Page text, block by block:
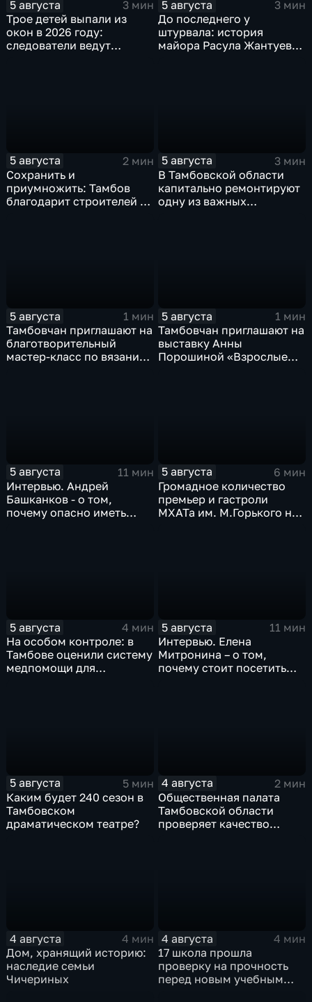
5 августа
3 мин
Трое детей выпали из
окон в 2026 году:
следователи ведут
5 августа
3 мин
До последнего у
штурвала: история
майора Расула Жантуева,
5 августа
2 мин
Сохранить и
приумножить: Тамбов
благодарит строителей за
5 августа
3 мин
В Тамбовской области
капитально ремонтируют
одну из важных
5 августа
1 мин
Тамбовчан приглашают на
благотворительный
мастер-класс по вязанию
5 августа
1 мин
Тамбовчан приглашают на
выставку Анны
Порошиной «Взрослые
5 августа
11 мин
Интервью. Андрей
Башканков - о том,
почему опасно иметь
5 августа
6 мин
Громадное количество
премьер и гастроли
МХАТа им. М.Горького на
5 августа
4 мин
На особом контроле: в
Тамбове оценили систему
медпомощи для
5 августа
11 мин
Интервью. Елена
Митронина – о том,
почему стоит посетить
5 августа
5 мин
Каким будет 240 сезон в
Тамбовском
драматическом театре?
4 августа
2 мин
Общественная палата
Тамбовской области
проверяет качество
4 августа
4 мин
Дом, хранящий историю:
наследие семьи
Чичериных
4 августа
4 мин
17 школа прошла
проверку на прочность
перед новым учебным